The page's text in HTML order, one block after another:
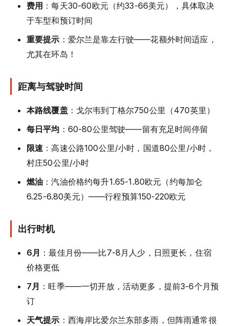
费用 ：每天30-60欧元（约33-66美元），具体取决
于车型和预订时间
重要提示 ：爱尔兰是靠左行驶——花额外时间适应，
尤其在环岛！
距离与驾驶时间
本路线覆盖：戈尔韦到丁格尔750公里（470英里）
每日平均 ：60-80公里驾驶——留有充足时间停留
限速 ：高速公路100公里/小时，国道80公里/小时，
村庄50公里/小时
燃油 ：汽油价格约每升1.65-1.80欧元（约每加仑
6.25-6.80美元）——行程预算150-220欧元
出行时机
6月 ：最佳月份——比7-8月人少，日照更长，住宿
价格更低
7月 ：旺季——一切开放，活动更多，提前3-6个月预
订
天气提示 ：西海岸比爱尔兰东部多雨，但阵雨通常很